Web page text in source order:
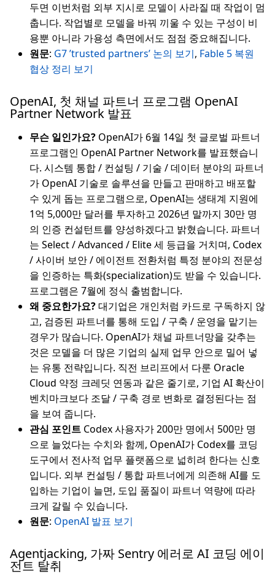
두면 이번처럼 외부 지시로 모델이 사라질 때 작업이 멈
춥니다. 작업별로 모델을 바꿔 끼울 수 있는 구성이 비
용뿐 아니라 가용성 측면에서도 점점 중요해집니다.
원문: G7 ’trusted partners’ 논의 보기, Fable 5 복원
협상 정리 보기
OpenAI, 첫 채널 파트너 프로그램 OpenAI
Partner Network 발표
무슨 일인가요? OpenAI가 6월 14일 첫 글로벌 파트너
프로그램인 OpenAI Partner Network를 발표했습니
다. 시스템 통합 / 컨설팅 / 기술 / 데이터 분야의 파트너
가 OpenAI 기술로 솔루션을 만들고 판매하고 배포할
수 있게 돕는 프로그램으로, OpenAI는 생태계 지원에
1억 5,000만 달러를 투자하고 2026년 말까지 30만 명
의 인증 컨설턴트를 양성하겠다고 밝혔습니다. 파트너
는 Select / Advanced / Elite 세 등급을 거치며, Codex
/ 사이버 보안 / 에이전트 전환처럼 특정 분야의 전문성
을 인증하는 특화(specialization)도 받을 수 있습니다.
프로그램은 7월에 정식 출범합니다.
왜 중요한가요?대기업은 개인처럼 카드로 구독하지 않
고, 검증된 파트너를 통해 도입 / 구축 / 운영을 맡기는
경우가 많습니다. OpenAI가 채널 파트너망을 갖추는
것은 모델을 더 많은 기업의 실제 업무 안으로 밀어 넣
는 유통 전략입니다. 직전 브리프에서 다룬 Oracle
Cloud 약정 크레딧 연동과 같은 줄기로, 기업 AI 확산이
벤치마크보다 조달 / 구축 경로 변화로 결정된다는 점
을 보여 줍니다.
관심 포인트 Codex 사용자가 200만 명에서 500만 명
으로 늘었다는 수치와 함께, OpenAI가 Codex를 코딩
도구에서 전사적 업무 플랫폼으로 넓히려 한다는 신호
입니다. 외부 컨설팅 / 통합 파트너에게 의존해 AI를 도
입하는 기업이 늘면, 도입 품질이 파트너 역량에 따라
크게 갈릴 수 있습니다.
원문: OpenAI 발표 보기
Agentjacking, 가짜 Sentry 에러로 AI 코딩 에이
전트 탈취